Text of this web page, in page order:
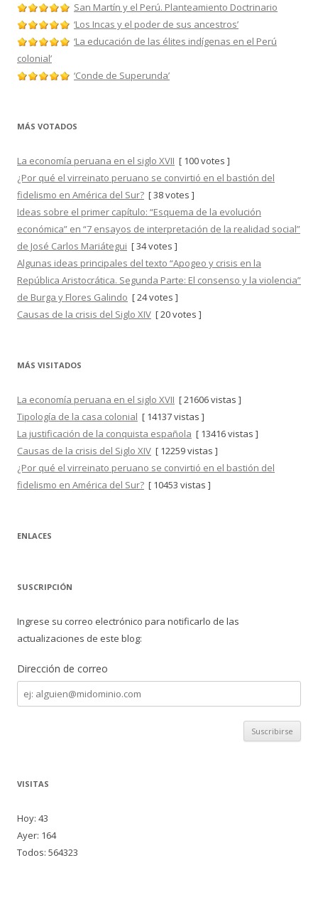
San Martín y el Perú. Planteamiento Doctrinario
‘Los Incas y el poder de sus ancestros’
‘La educación de las élites indígenas en el Perú
colonial’
‘Conde de Superunda’
MÁS VOTADOS
La economía peruana en el siglo XVII [ 100 votes ]
¿Por qué el virreinato peruano se convirtió en el bastión del
fidelismo en América del Sur? [ 38 votes ]
Ideas sobre el primer capítulo: “Esquema de la evolución
económica” en “7 ensayos de interpretación de la realidad social”
de José Carlos Mariátegui [ 34 votes ]
Algunas ideas principales del texto “Apogeo y crisis en la
República Aristocrática. Segunda Parte: El consenso y la violencia”
de Burga y Flores Galindo [ 24 votes ]
Causas de la crisis del Siglo XIV [ 20 votes ]
MÁS VISITADOS
La economía peruana en el siglo XVII [ 21606 vistas ]
Tipología de la casa colonial [ 14137 vistas ]
La justificación de la conquista española [ 13416 vistas ]
Causas de la crisis del Siglo XIV [ 12259 vistas ]
¿Por qué el virreinato peruano se convirtió en el bastión del
fidelismo en América del Sur? [ 10453 vistas ]
ENLACES
SUSCRIPCIÓN
Ingrese su correo electrónico para notificarlo de las
actualizaciones de este blog:
Dirección de correo
Dirección
de
correo
VISITAS
Hoy: 43
Ayer: 164
Todos: 564323